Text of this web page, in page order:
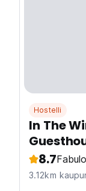
Hostelli
In The
8.7
3.12km